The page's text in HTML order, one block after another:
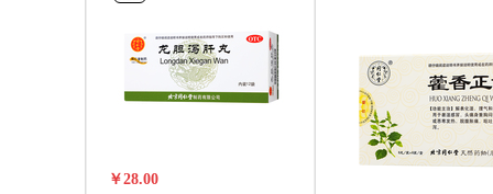
￥28.00